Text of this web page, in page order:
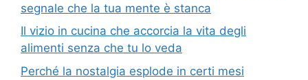
segnale che la tua mente è stanca
Il vizio in cucina che accorcia la vita degli
alimenti senza che tu lo veda
Perché la nostalgia esplode in certi mesi